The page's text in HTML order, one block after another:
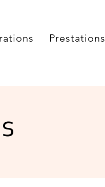
Prestations